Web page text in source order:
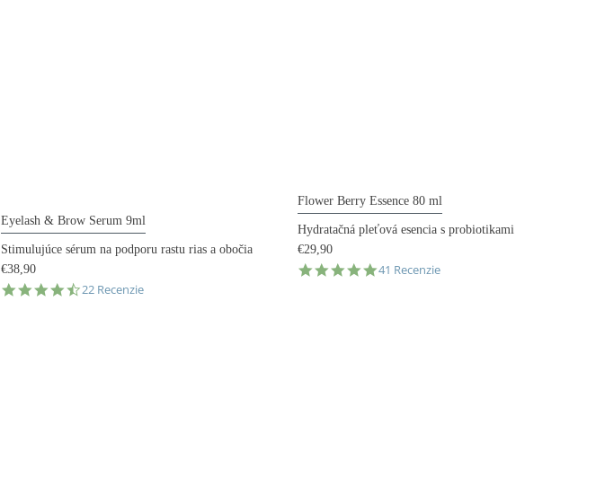
Eyelash & Brow Serum 9ml
Stimulujúce sérum na podporu rastu rias a obočia
€38,90
4.7
22 Recenzie
Flower Berry Essence 80 ml
Hydratačná pleťová esencia s probiotikami
€29,90
4.8
41 Recenzie